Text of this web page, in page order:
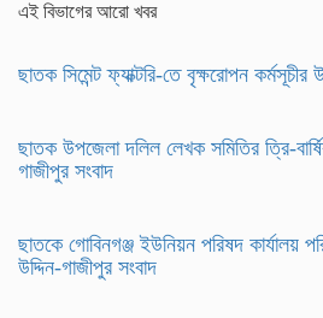
এই বিভাগের আরো খবর
ছাতক সিমেন্ট ফ্যাক্টরি-তে বৃক্ষরোপন
ছাতক উপজেলা দলিল লেখক সমিতির ত্রি-
গাজীপুর সংবাদ
ছাতকে গোবিনগঞ্জ ইউনিয়ন পরিষদ কার্যালয়
উদ্দিন-গাজীপুর সংবাদ